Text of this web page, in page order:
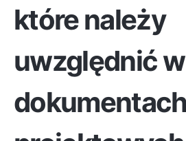
które należy
uwzględnić w
dokumentach